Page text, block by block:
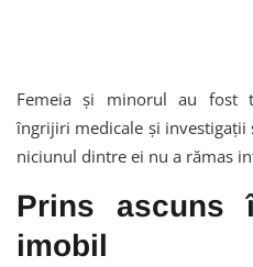
Femeia și minorul au fost
îngrijiri medicale și investigații
niciunul dintre ei nu a rămas
Prins ascuns
imobil